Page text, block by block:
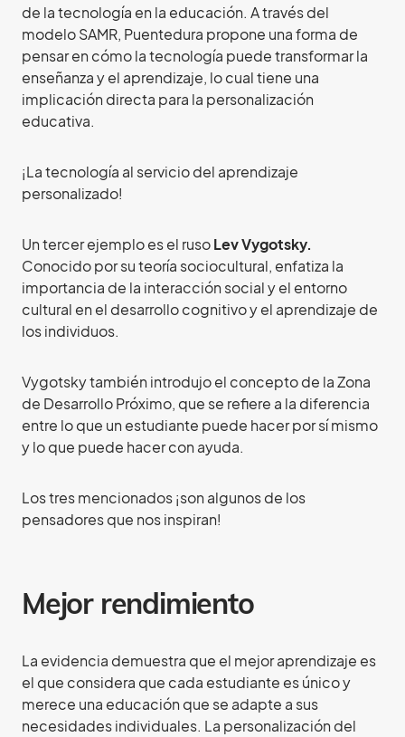
de la tecnología en la educación. A través del
modelo SAMR, Puentedura propone una forma de
pensar en cómo la tecnología puede transformar la
enseñanza y el aprendizaje, lo cual tiene una
implicación directa para la personalización
educativa.
¡La tecnología al servicio del aprendizaje
personalizado!
Un tercer ejemplo es el rusoLev Vygotsky.
Conocido por su teoría sociocultural, enfatiza la
importancia de la interacción social y el entorno
cultural en el desarrollo cognitivo y el aprendizaje de
los individuos.
Vygotsky también introdujo el concepto de la Zona
de Desarrollo Próximo, que se refiere a la diferencia
entre lo que un estudiante puede hacer por sí mismo
y lo que puede hacer con ayuda.
Los tres mencionados ¡son algunos de los
pensadores que nos inspiran!
Mejor rendimiento
La evidencia demuestra que el mejor aprendizaje es
el que considera que cada estudiante es único y
merece una educación que se adapte a sus
necesidades individuales. La personalización del